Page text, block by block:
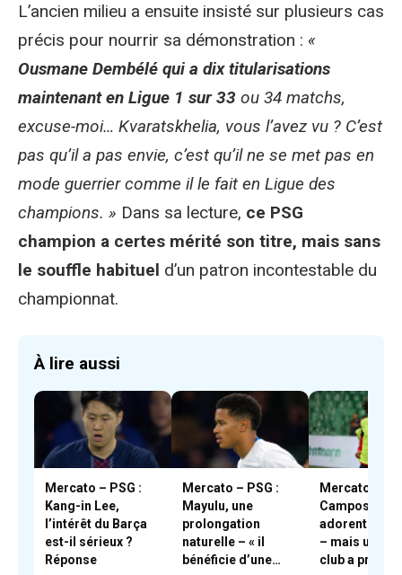
L’ancien milieu a ensuite insisté sur plusieurs cas
précis pour nourrir sa démonstration : «
Ousmane Dembélé qui a dix titularisations
maintenant en Ligue 1 sur 33 ou 34 matchs,
excuse-moi… Kvaratskhelia, vous l’avez vu ? C’est
pas qu’il a pas envie, c’est qu’il ne se met pas en
mode guerrier comme il le fait en Ligue des
champions. » Dans sa lecture, ce PSG
champion a certes mérité son titre, mais sans
le souffle habituel d’un patron incontestable du
championnat.
À lire aussi
Mercato – PSG :
Kang-in Lee,
l’intérêt du Barça
est-il sérieux ?
Réponse
Mercato – PSG :
Mayulu, une
prolongation
naturelle – « il
bénéficie d’une
Mercato –
Campos et
adorent
– mais un
club a pris les